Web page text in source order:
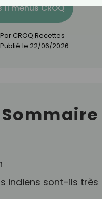
menus CROQ
Par CROQ Recettes
Publié le 22/06/2026
Sommaire
indiens sont-ils très